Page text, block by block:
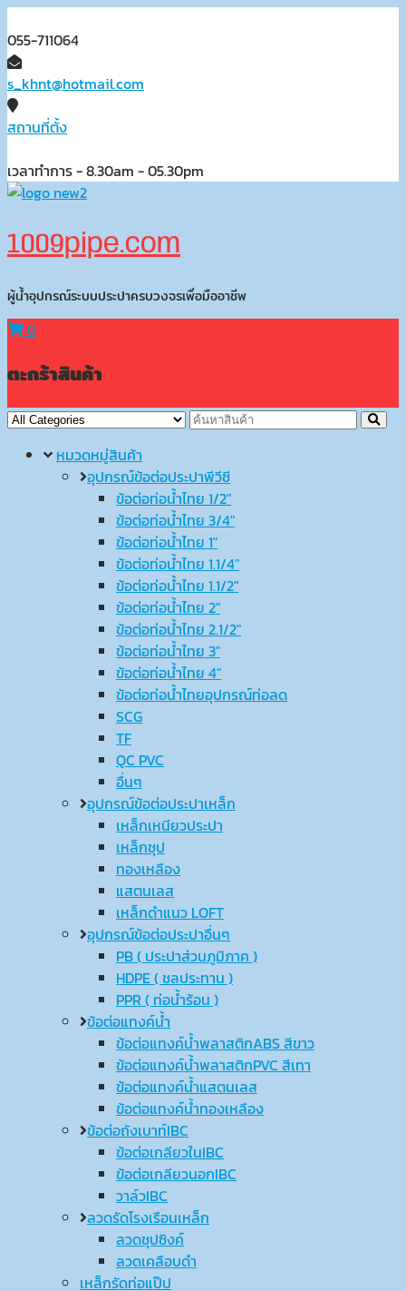
to
content
055-711064
s_khnt@hotmail.com
สถานที่ตั้ง
เวลาทำการ - 8.30am - 05.30pm
1009pipe.com
ผู้น้ำอุปกรณ์ระบบประปาครบวงจรเพื่อมืออาชีพ
0
ตะกร้าสินค้า
หมวดหมู่สินค้า
อุปกรณ์ข้อต่อประปาพีวีซี
ข้อต่อท่อน้ำไทย 1/2″
ข้อต่อท่อน้ำไทย 3/4″
ข้อต่อท่อน้ำไทย 1″
ข้อต่อท่อน้ำไทย 1.1/4″
ข้อต่อท่อน้ำไทย 1.1/2″
ข้อต่อท่อน้ำไทย 2″
ข้อต่อท่อน้ำไทย 2.1/2″
ข้อต่อท่อน้ำไทย 3″
ข้อต่อท่อน้ำไทย 4″
ข้อต่อท่อน้ำไทยอุปกรณ์ท่อลด
SCG
TF
QC PVC
อื่นๆ
อุปกรณ์ข้อต่อประปาเหล็ก
เหล็กเหนียวประปา
เหล็กชุป
ทองเหลือง
แสตนเลส
เหล็กดำแนว LOFT
อุปกรณ์ข้อต่อประปาอื่นๆ
PB ( ประปาส่วนภูมิภาค )
HDPE ( ชลประทาน )
PPR ( ท่อน้ำร้อน )
ข้อต่อแทงค์น้ำ
ข้อต่อแทงค์น้ำพลาสติกABS สีขาว
ข้อต่อแทงค์น้ำพลาสติกPVC สีเทา
ข้อต่อแทงค์น้ำแสตนเลส
ข้อต่อแทงค์น้ำทองเหลือง
ข้อต่อถังเบาท์IBC
ข้อต่อเกลียวในIBC
ข้อต่อเกลียวนอกIBC
วาล์วIBC
ลวดรัดโรงเรือนเหล็ก
ลวดชุปซิงค์
ลวดเคลือบดำ
เหล็กรัดท่อแป๊ป